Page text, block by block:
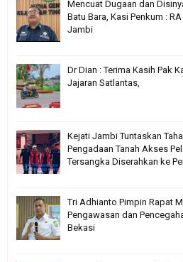
Mencuat Dugaan dan
Batu Bara, Kasi Penkum :
Jambi
Dr Dian : Terima Kasih Pak
Jajaran Satlantas,
Kejati Jambi Tuntaskan
Pengadaan Tanah Akses
Tersangka Diserahkan ke
Tri Adhianto Pimpin Rapat
Pengawasan dan
Bekasi